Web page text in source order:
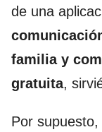
de una
familia y
gratuita,
Por